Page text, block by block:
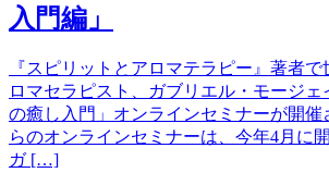
入門編」
『スピリットとアロマテラピー』著者
ロマセラピスト、ガブリエル・モージ
の癒し入門」オンラインセミナーが開催
らのオンラインセミナーは、今年4月に
ガ […]